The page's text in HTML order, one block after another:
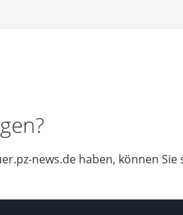
news.de haben, können Sie